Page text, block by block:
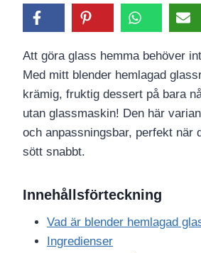
Att göra glass hemma behöver
Med mitt blender hemlagad
krämig, fruktig dessert på bara
utan glassmaskin! Den här
och anpassningsbar, perfekt när
sött snabbt.
Innehållsförteckning
Vad är blender hemlagad
Ingredienser